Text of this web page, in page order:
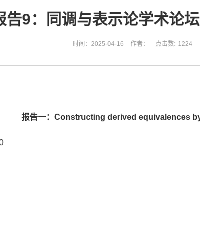
告9：同调与表示论学术论
时间：2025-04-16 作者： 点击数: 1224
报告一：Constructing derived equivalences